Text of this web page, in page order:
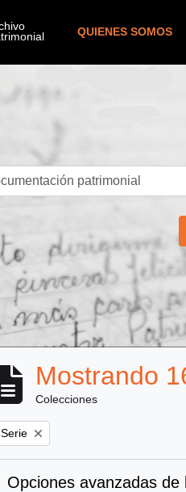
QUIENES SOMOS
Mostrando
Colecciones
Remove filter:
Serie
Opciones avanzadas de